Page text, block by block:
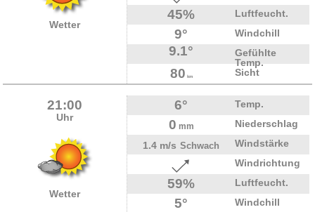
Wetter
45% Luftfeucht.
9° Windchill
9.1°
Gefühlte
Temp.
80 km Sicht
21:00
Uhr
Wetter
6° Temp.
0 mm
Niederschlag
1.4 m/s Schwach
Windstärke
Windrichtung
59% Luftfeucht.
5° Windchill